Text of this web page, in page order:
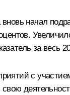
начал
за весь
с